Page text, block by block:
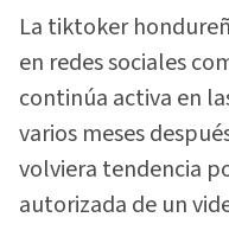
La tiktoker
en redes sociales
continúa activa en
varios meses
volviera tendencia
autorizada de un